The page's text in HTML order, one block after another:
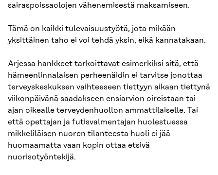
sairaspoissaolojen vähenemisestä maksamiseen.
Tämä on kaikki tulevaisuustyötä, jota mikään
yksittäinen taho ei voi tehdä yksin, eikä kannatakaan.
Arjessa hankkeet tarkoittavat esimerkiksi sitä, että
hämeenlinnalaisen perheenäidin ei tarvitse jonottaa
terveyskeskuksen vaihteeseen tiettyyn aikaan tiettynä
viikonpäivänä saadakseen ensiarvion oireistaan tai
ajan oikealle terveydenhuollon ammattilaiselle. Tai
että opettajan ja futisvalmentajan huolestuessa
mikkeliläisen nuoren tilanteesta huoli ei jää
huomaamatta vaan kopin ottaa etsivä
nuorisotyöntekijä.